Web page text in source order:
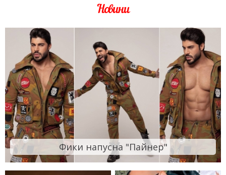
Новини
Фики напусна "Пайнер"